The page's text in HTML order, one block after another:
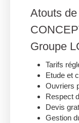
Atouts de
Groupe
Tarifs
Etude et
Ouvriers
Respect
Devis
Gestion